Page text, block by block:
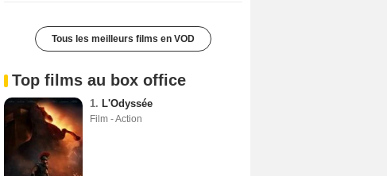
Tous les meilleurs films en VOD
Top films au box office
1. L'Odyssée
Film - Action